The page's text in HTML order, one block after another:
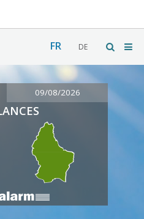
FR DE
09/08/2026